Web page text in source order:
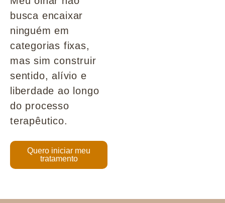
busca encaixar
ninguém em
categorias fixas,
mas sim construir
sentido, alívio e
liberdade ao longo
do processo
terapêutico.
Quero iniciar meu
tratamento